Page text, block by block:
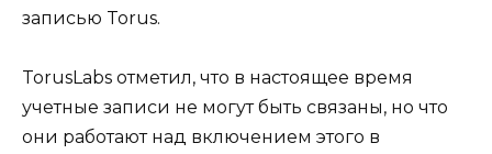
записью Torus.
TorusLabs отметил, что в настоящее время
учетные записи не могут быть связаны, но что
они работают над включением этого в